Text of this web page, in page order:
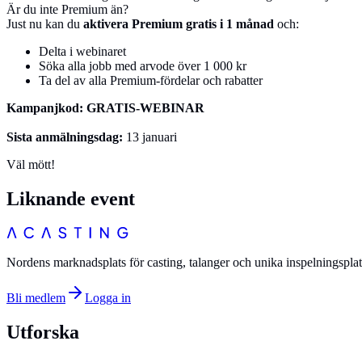
Är du inte Premium än?
Just nu kan du aktivera Premium gratis i 1 månad och:
Delta i webinaret
Söka alla jobb med arvode över 1 000 kr
Ta del av alla Premium-fördelar och rabatter
Kampanjkod: GRATIS-WEBINAR
Sista anmälningsdag: 13 januari
Väl mött!
Liknande event
Nordens marknadsplats för casting, talanger och unika
Bli medlem Logga in
Utforska